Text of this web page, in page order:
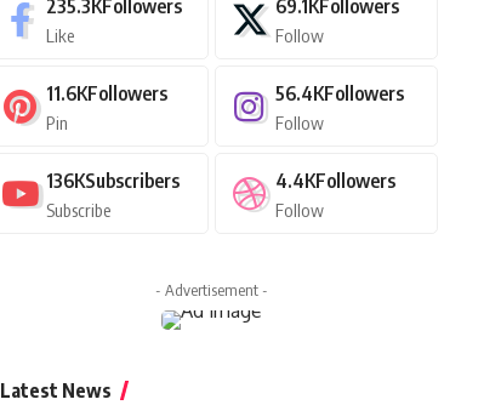
235.3KFollowers
Like
69.1KFollowers
Follow
11.6KFollowers
Pin
56.4KFollowers
Follow
136KSubscribers
Subscribe
4.4KFollowers
Follow
- Advertisement -
Latest News